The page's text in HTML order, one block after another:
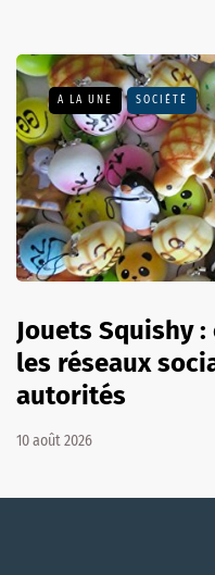
A LA UNE SOCIÉTÉ
Jouets Squishy
les réseaux
autorités
10 août 2026